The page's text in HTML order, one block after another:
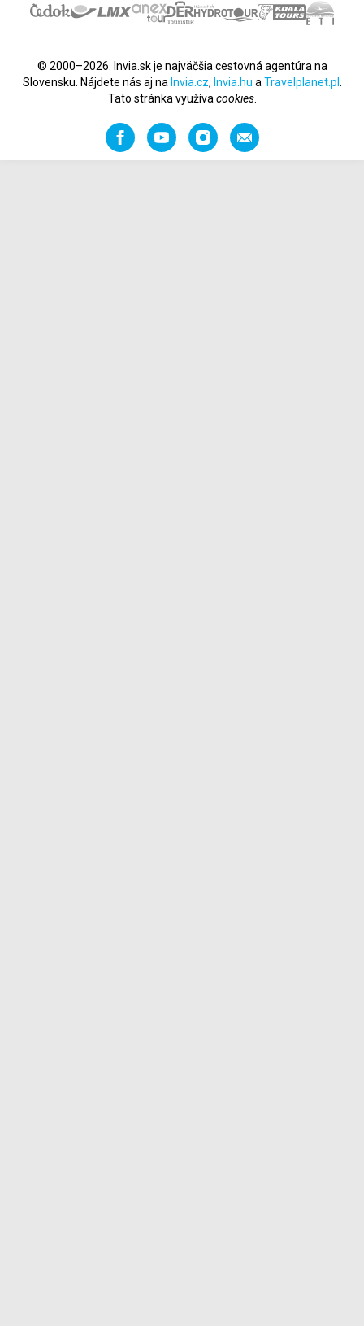
© 2000–2026. Invia.sk je najväčšia cestovná agentúra na
Slovensku. Nájdete nás aj na Invia.cz, Invia.hu a Travelplanet.pl
Tato stránka využíva cookies.
FacebookYouTubeInstagramOdporučiť